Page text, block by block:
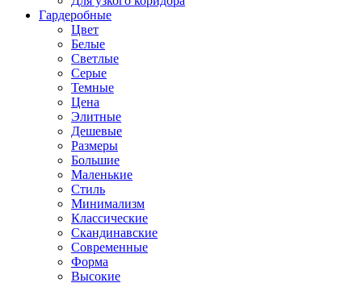
Гардеробные
Цвет
Белые
Светлые
Серые
Темные
Цена
Элитные
Дешевые
Размеры
Большие
Маленькие
Стиль
Минимализм
Классические
Скандинавские
Современные
Форма
Высокие